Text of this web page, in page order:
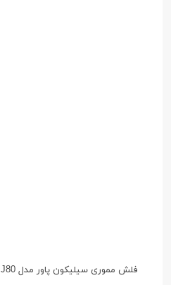
فلش مموری سیلیکون پاور مدل Jewel J80 ظرفیت 128 گیگابایت